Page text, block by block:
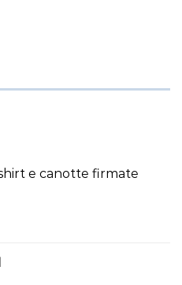
e canotte firmate